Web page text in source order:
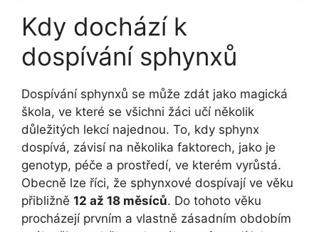
Kdy dochází k
dospívání sphynxů
Dospívání sphynxů se může zdát jako magická
škola, ve které se všichni žáci učí několik
důležitých lekcí najednou. To, kdy sphynx
dospívá, závisí na několika faktorech, jako je
genotyp, péče a prostředí, ve kterém vyrůstá.
Obecně lze říci, že sphynxové dospívají ve věku
přibližně 12 až 18 měsíců. Do tohoto věku
procházejí prvním a vlastně zásadním obdobím